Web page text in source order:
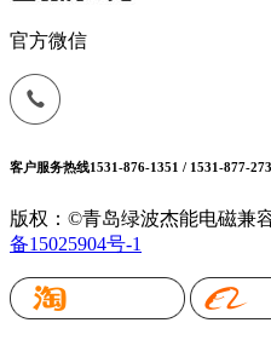
官方微信
客户服务热线1531-876-1351 / 1531-877-
版权：©青岛绿波杰能电磁兼
备15025904号-1